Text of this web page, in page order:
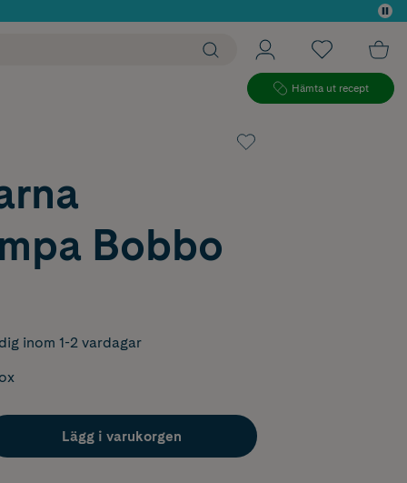
Hämta ut recept
Bobbo
inom 1-2 vardagar
Lägg i varukorgen